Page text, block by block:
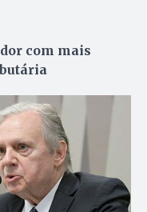
com mais